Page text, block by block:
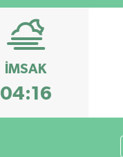
İMSAK
04:16